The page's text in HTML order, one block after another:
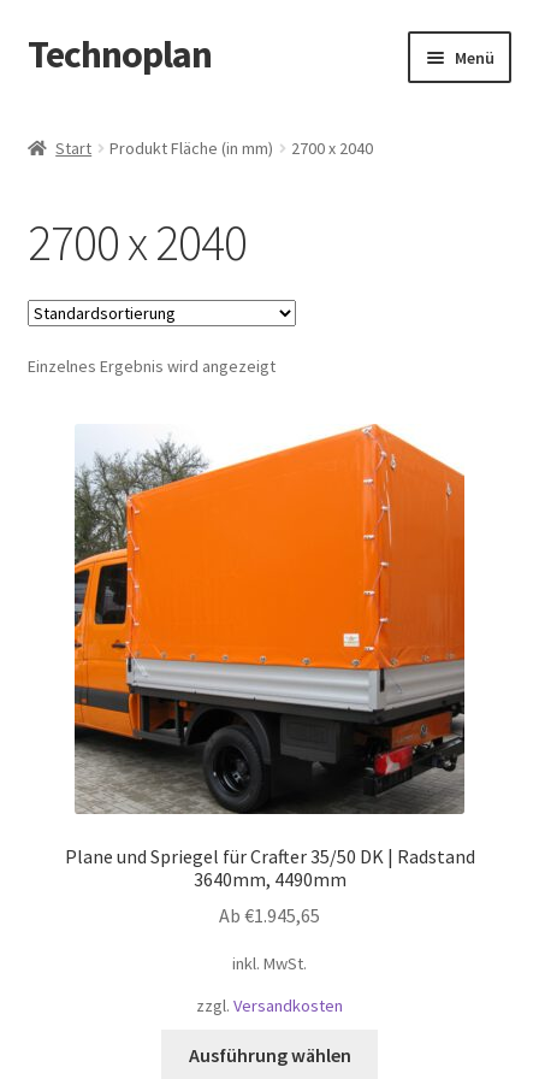
Zur
Navigation
Zum
Inhalt
Technoplan Menü
Datenschutzerklärung
Impressum
Kasse
Start Produkt Fläche (in mm) 2700 x 2040
2700 x 2040
Einzelnes Ergebnis wird angezeigt
Plane und Spriegel für Crafter 35/50 DK | Radstand
3640mm, 4490mm
Ab €1.945,65
inkl. MwSt.
zzgl. Versandkosten
Ausführung wählen